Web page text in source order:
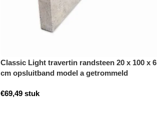
Classic Light travertin randsteen 20 x 100 x 6
cm opsluitband model a getrommeld
€69,49 stuk